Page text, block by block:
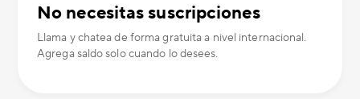
No necesitas suscripciones
Llama y chatea de forma gratuita a nivel internacional.
Agrega saldo solo cuando lo desees.